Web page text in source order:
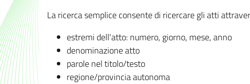
La ricerca semplice consente di ricercare gli atti
estremi dell'atto: numero, giorno, mese, anno
denominazione atto
parole nel titolo/testo
regione/provincia autonoma